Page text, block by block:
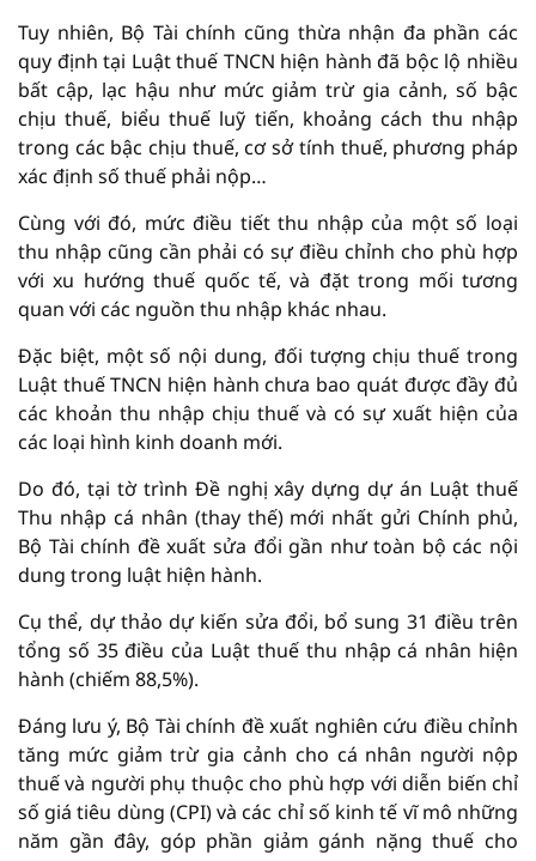
Tuy nhiên, Bộ Tài chính cũng thừa nhận đa phần các
quy định tại Luật thuế TNCN hiện hành đã bộc lộ nhiều
bất cập, lạc hậu như mức giảm trừ gia cảnh, số bậc
chịu thuế, biểu thuế luỹ tiến, khoảng cách thu nhập
trong các bậc chịu thuế, cơ sở tính thuế, phương pháp
xác định số thuế phải nộp…
Cùng với đó, mức điều tiết thu nhập của một số loại
thu nhập cũng cần phải có sự điều chỉnh cho phù hợp
với xu hướng thuế quốc tế, và đặt trong mối tương
quan với các nguồn thu nhập khác nhau.
Đặc biệt, một số nội dung, đối tượng chịu thuế trong
Luật thuế TNCN hiện hành chưa bao quát được đầy đủ
các khoản thu nhập chịu thuế và có sự xuất hiện của
các loại hình kinh doanh mới.
Do đó, tại tờ trình Đề nghị xây dựng dự án Luật thuế
Thu nhập cá nhân (thay thế) mới nhất gửi Chính phủ,
Bộ Tài chính đề xuất sửa đổi gần như toàn bộ các nội
dung trong luật hiện hành.
Cụ thể, dự thảo dự kiến sửa đổi, bổ sung 31 điều trên
tổng số 35 điều của Luật thuế thu nhập cá nhân hiện
hành (chiếm 88,5%).
Đáng lưu ý, Bộ Tài chính đề xuất nghiên cứu điều chỉnh
tăng mức giảm trừ gia cảnh cho cá nhân người nộp
thuế và người phụ thuộc cho phù hợp với diễn biến chỉ
số giá tiêu dùng (CPI) và các chỉ số kinh tế vĩ mô những
năm gần đây, góp phần giảm gánh nặng thuế cho